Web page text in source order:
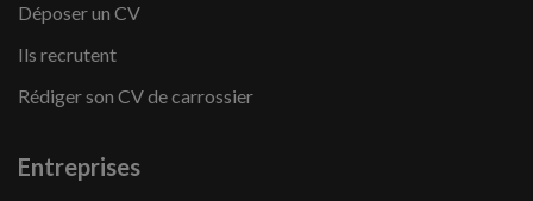
Déposer un CV
Ils recrutent
Rédiger son CV de carrossier
Entreprises